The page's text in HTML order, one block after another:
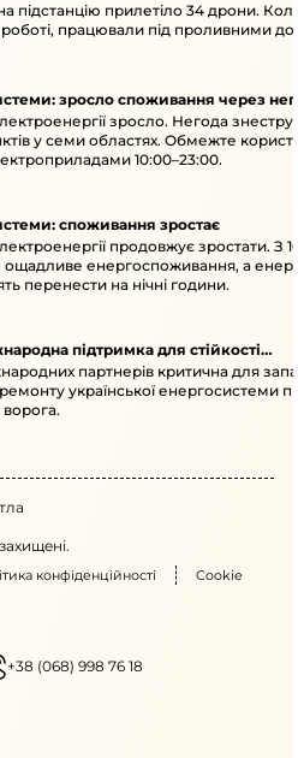
підстанцію прилетіло 34 дрони.
працювали під проливними
зросло споживання через
зросло. Негода
у семи областях. Обмежте
10:00–23:00.
споживання зростає
продовжує зростати. З
ощадливе енергоспоживання, а
перенести на нічні години.
підтримка для стійкості
партнерів критична для
української енергосистеми
ворога.
конфіденційності Cookie
+38 (068) 998 76 18